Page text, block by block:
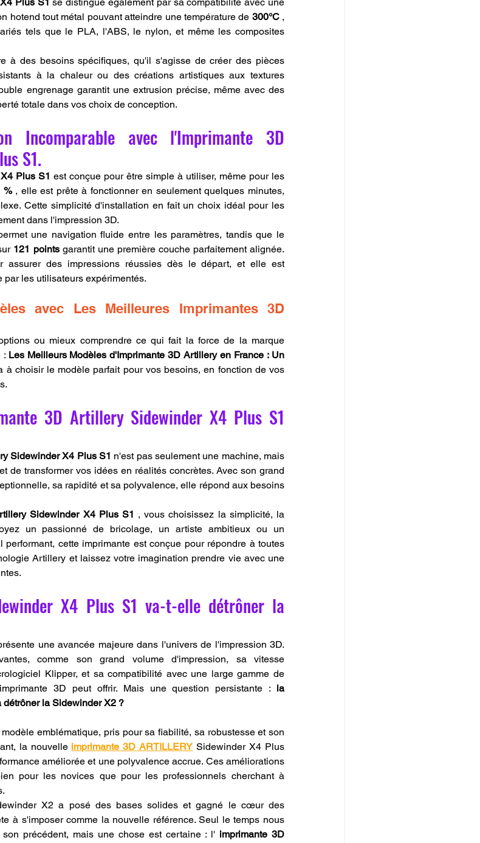
hotend tout métal pouvant atteindre une température de 300°C ,
tels que le PLA, l'ABS, le nylon, et même les composites
à des besoins spécifiques, qu'il s'agisse de créer des pièces
à la chaleur ou des créations artistiques aux textures
engrenage garantit une extrusion précise, même avec des
totale dans vos choix de conception.
Incomparable avec l'Imprimante 3D
S1.
Plus S1 est conçue pour être simple à utiliser, même pour les
% , elle est prête à fonctionner en seulement quelques minutes,
Cette simplicité d'installation en fait un choix idéal pour les
dans l'impression 3D.
une navigation fluide entre les paramètres, tandis que le
121 points garantit une première couche parfaitement alignée.
assurer des impressions réussies dès le départ, et elle est
les utilisateurs expérimentés.
avec Les Meilleures Imprimantes 3D
ou mieux comprendre ce qui fait la force de la marque
: Les Meilleurs Modèles d'Imprimante 3D Artillery en France : Un
choisir le modèle parfait pour vos besoins, en fonction de vos
3D Artillery Sidewinder X4 Plus S1
Sidewinder X4 Plus S1 n'est pas seulement une machine, mais
de transformer vos idées en réalités concrètes. Avec son grand
sa rapidité et sa polyvalence, elle répond aux besoins
Sidewinder X4 Plus S1 , vous choisissez la simplicité, la
un passionné de bricolage, un artiste ambitieux ou un
cette imprimante est conçue pour répondre à toutes
Artillery et laissez votre imagination prendre vie avec une
X4 Plus S1 va-t-elle détrôner la
une avancée majeure dans l'univers de l'impression 3D.
comme son grand volume d'impression, sa vitesse
Klipper, et sa compatibilité avec une large gamme de
3D peut offrir. Mais une question persistante : la
la Sidewinder X2 ?
emblématique, pris pour sa fiabilité, sa robustesse et son
la nouvelle imprimante 3D ARTILLERY Sidewinder X4 Plus
améliorée et une polyvalence accrue. Ces améliorations
pour les novices que pour les professionnels cherchant à
X2 a posé des bases solides et gagné le cœur des
à s'imposer comme la nouvelle référence. Seul le temps nous
précédent, mais une chose est certaine : l' imprimante 3D